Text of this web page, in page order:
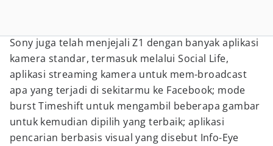
Sony juga telah menjejali Z1 dengan banyak aplikasi
kamera standar, termasuk melalui Social Life,
aplikasi streaming kamera untuk mem-broadcast
apa yang terjadi di sekitarmu ke Facebook; mode
burst Timeshift untuk mengambil beberapa gambar
untuk kemudian dipilih yang terbaik; aplikasi
pencarian berbasis visual yang disebut Info-Eye